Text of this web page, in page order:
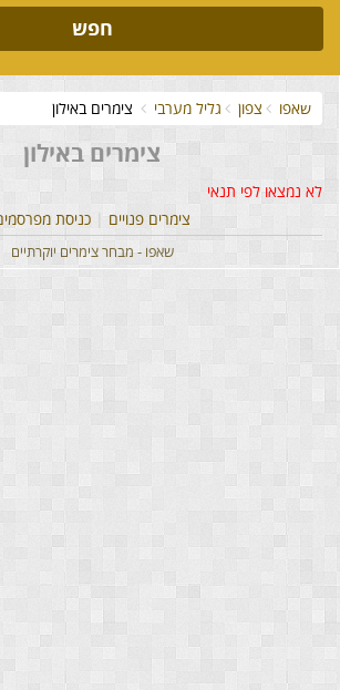
חפש
שאפו צפון גליל מערבי צימרים באילון
צימרים באילון
לא נמצאו לפי תנאי
צימרים פנויים
כניסת
שאפו - מבחר צימרים יוקרתיים